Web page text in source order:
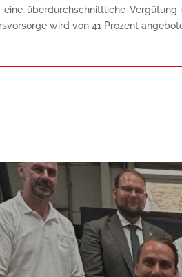
eine überdurchschnittliche
wird von 41 Prozent